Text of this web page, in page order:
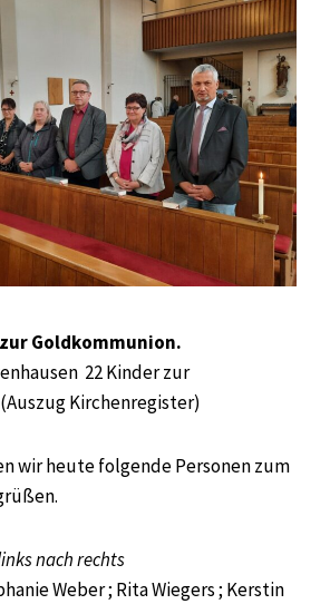
Goldkommunion.
22 Kinder zur
Kirchenregister)
wir heute folgende Personen zum
nach rechts
Weber ; Rita Wiegers ; Kerstin